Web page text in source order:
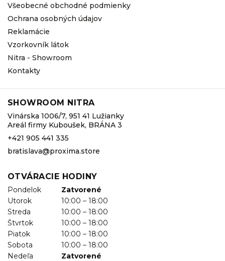
Všeobecné obchodné podmienky
Ochrana osobných údajov
Reklamácie
Vzorkovník látok
Nitra - Showroom
Kontakty
SHOWROOM NITRA
Vinárska 1006/7, 951 41 Lužianky
Areál firmy Kuboušek, BRÁNA 3
+421 905 441 335
bratislava@proxima.store
OTVÁRACIE HODINY
Pondelok
Zatvorené
Utorok
10:00 – 18:00
Streda
10:00 – 18:00
Štvrtok
10:00 – 18:00
Piatok
10:00 – 18:00
Sobota
10:00 – 18:00
Nedeľa
Zatvorené